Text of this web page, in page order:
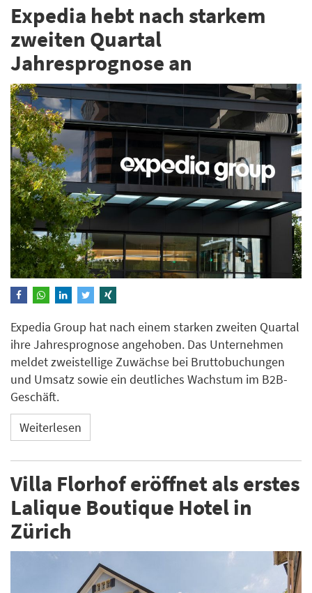
Expedia hebt nach starkem
zweiten Quartal
Jahresprognose an
Expedia Group hat nach einem starken zweiten Quartal
ihre Jahresprognose angehoben. Das Unternehmen
meldet zweistellige Zuwächse bei Bruttobuchungen
und Umsatz sowie ein deutliches Wachstum im B2B-
Geschäft.
Weiterlesen
Villa Florhof eröffnet als erstes
Lalique Boutique Hotel in
Zürich